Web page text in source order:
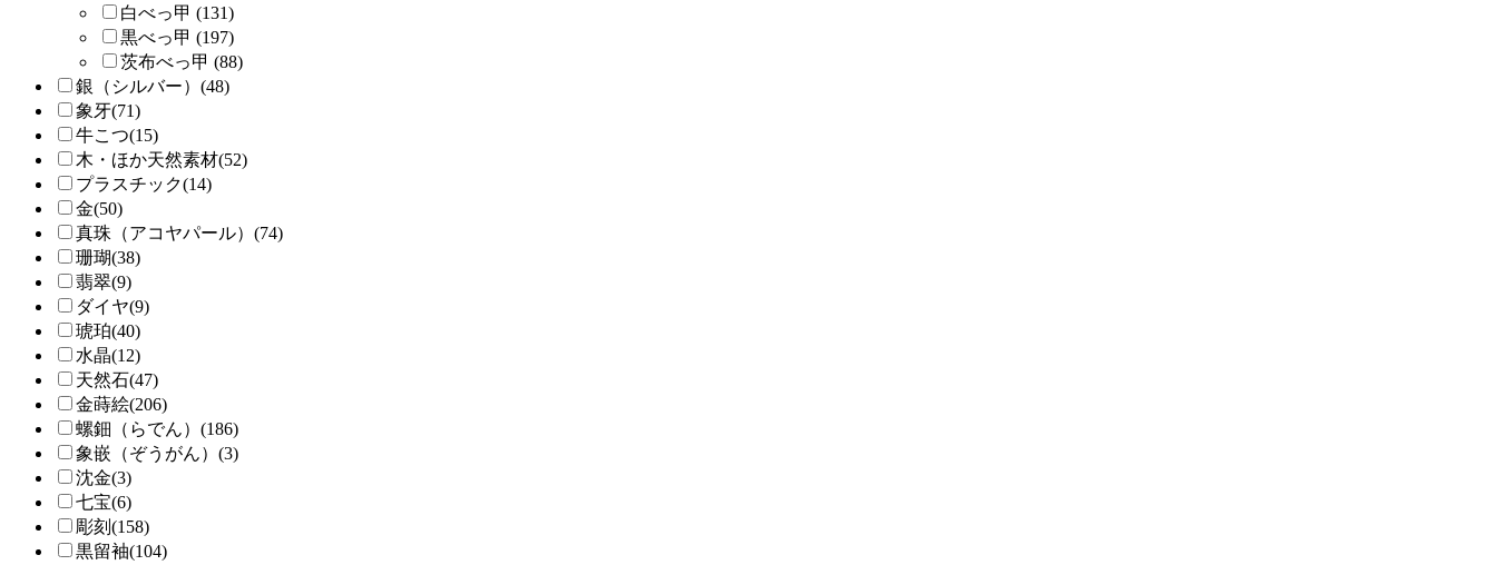
白べっ甲 (131)
黒べっ甲 (197)
茨布べっ甲 (88)
銀（シルバー）(48)
象牙(71)
牛こつ(15)
木・ほか天然素材(52)
プラスチック(14)
金(50)
真珠（アコヤパール）(74)
珊瑚(38)
翡翠(9)
ダイヤ(9)
琥珀(40)
水晶(12)
天然石(47)
金蒔絵(206)
螺鈿（らでん）(186)
象嵌（ぞうがん）(3)
沈金(3)
七宝(6)
彫刻(158)
黒留袖(104)